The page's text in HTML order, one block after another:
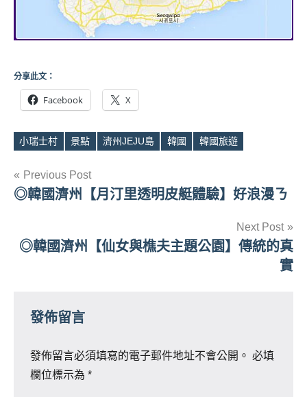
分享此文：
Facebook X
Tags
小瑞士村 景點 濟州JEJU島 韓國 韓國旅遊
文
章
覽
Previous Post
◎韓國濟州【月汀里透明皮艇體驗】好浪漫ㄋ
Next Post
◎韓國濟州【仙女與樵夫主題公園】傳統的真
實
發佈留言
發佈留言必須填寫的電子郵件地址不會公開。 必填
欄位標示為 *